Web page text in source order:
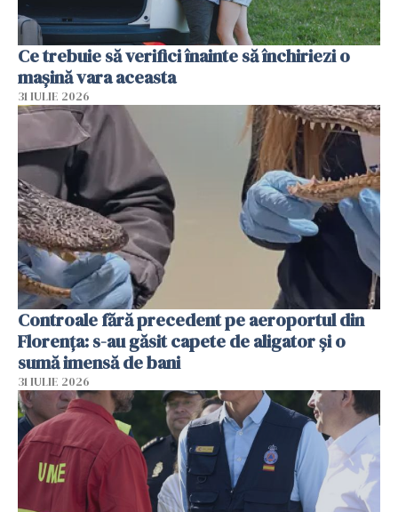
Ce trebuie să verifici înainte să închiriezi o
mașină vara aceasta
31 IULIE 2026
Controale fără precedent pe aeroportul din
Florența: s-au găsit capete de aligator și o
sumă imensă de bani
31 IULIE 2026